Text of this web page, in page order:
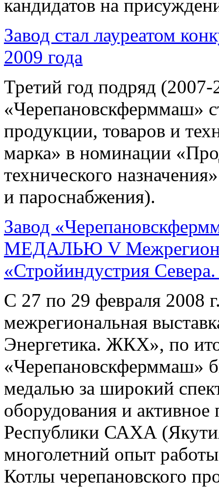
кандидатов на
Завод стал лауреатом
2009 года
Третий год подряд
«Черепановскферммаш»
продукции, товаров и
марка» в номинации
технического
и пароснабжения).
Завод
МЕДАЛЬЮ V
«Стройиндустрия
С 27 по 29 февраля 2008
межрегиональная
Энергетика. ЖКХ», по
«Черепановскферммаш»
медалью за широкий
оборудования и
Республики САХА
многолетний опыт
Котлы черепановского